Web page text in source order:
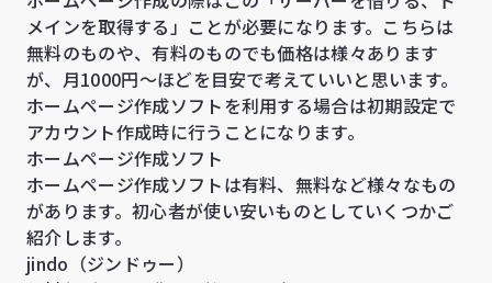
メインを取得する」ことが必要になります。こちらは
無料のものや、有料のものでも価格は様々あります
が、月1000円～ほどを目安で考えていいと思います。
ホームページ作成ソフトを利用する場合は初期設定で
アカウント作成時に行うことになります。
ホームページ作成ソフト
ホームページ作成ソフトは有料、無料など様々なもの
があります。初心者が使い安いものとしていくつかご
紹介します。
jindo（ジンドゥー）